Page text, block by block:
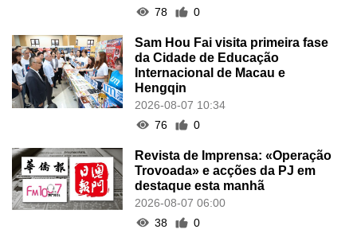
78
0
Sam Hou Fai visita primeira fase
da Cidade de Educação
Internacional de Macau e
Hengqin
2026-08-07 10:34
76
0
Revista de Imprensa: «Operação
Trovoada» e acções da PJ em
destaque esta manhã
2026-08-07 06:00
38
0